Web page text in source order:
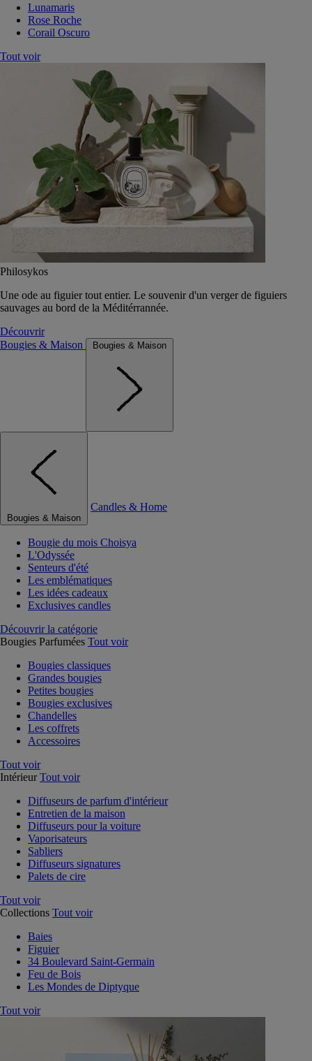
Lunamaris
Rose Roche
Corail Oscuro
Tout voir
Philosykos
Une ode au figuier tout entier. Le souvenir d'un verger de figuiers
sauvages au bord de la Méditérrannée.
Découvrir
Bougies & Maison
Bougies & Maison
Bougies & Maison
Candles & Home
Bougie du mois Choisya
L'Odyssée
Senteurs d'été
Les emblématiques
Les idées cadeaux
Exclusives candles
Découvrir la catégorie
Bougies Parfumées Tout voir
Bougies classiques
Grandes bougies
Petites bougies
Bougies exclusives
Chandelles
Les coffrets
Accessoires
Tout voir
Intérieur Tout voir
Diffuseurs de parfum d'intérieur
Entretien de la maison
Diffuseurs pour la voiture
Vaporisateurs
Sabliers
Diffuseurs signatures
Palets de cire
Tout voir
Collections Tout voir
Baies
Figuier
34 Boulevard Saint-Germain
Feu de Bois
Les Mondes de Diptyque
Tout voir